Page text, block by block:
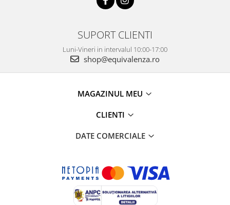
SUPORT CLIENTI
Luni-Vineri in intervalul 10:00-17:00
shop@equivalenza.ro
MAGAZINUL MEU
CLIENTI
DATE COMERCIALE